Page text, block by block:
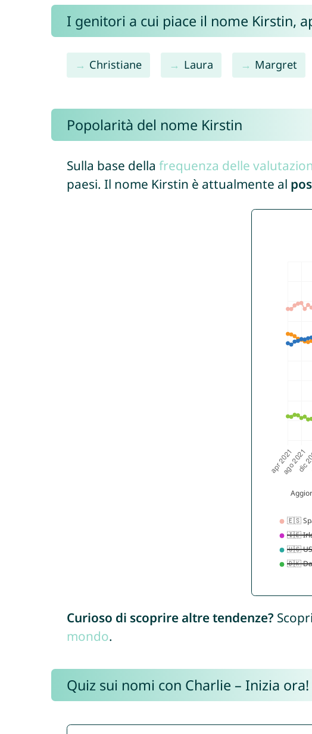
I genitori a cui piace il nome Kirstin,
Christiane Laura Margret
Popolarità del nome Kirstin
Sulla base della frequenza delle
paesi. Il nome Kirstin è attualmente al
Curioso di scoprire altre tendenze?
mondo.
Quiz sui nomi con Charlie – Inizia ora!